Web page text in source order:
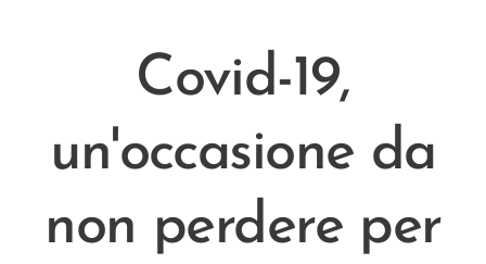
Covid-19,
un'occasione da
non perdere per